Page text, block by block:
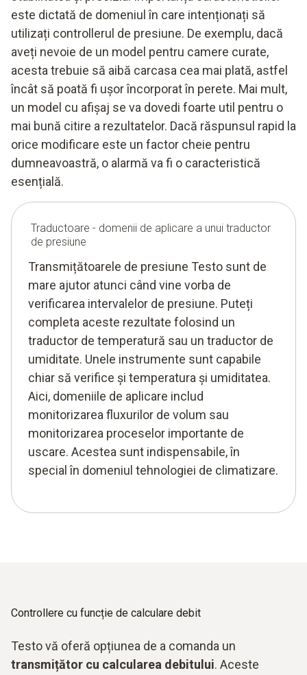
este dictată de domeniul în care intenționați să
utilizați controllerul de presiune. De exemplu, dacă
aveți nevoie de un model pentru camere curate,
acesta trebuie să aibă carcasa cea mai plată, astfel
încât să poată fi ușor încorporat în perete. Mai mult,
un model cu afișaj se va dovedi foarte util pentru o
mai bună citire a rezultatelor. Dacă răspunsul rapid la
orice modificare este un factor cheie pentru
dumneavoastră, o alarmă va fi o caracteristică
esențială.
Traductoare - domenii de aplicare a unui traductor
de presiune
Transmițătoarele de presiune Testo sunt de
mare ajutor atunci când vine vorba de
verificarea intervalelor de presiune. Puteți
completa aceste rezultate folosind un
traductor de temperatură sau un traductor de
umiditate. Unele instrumente sunt capabile
chiar să verifice și temperatura și umiditatea.
Aici, domeniile de aplicare includ
monitorizarea fluxurilor de volum sau
monitorizarea proceselor importante de
uscare. Acestea sunt indispensabile, în
special în domeniul tehnologiei de climatizare.
Controllere cu funcție de calculare debit
Testo vă oferă opțiunea de a comanda un
transmițător cu calcularea debitului. Aceste